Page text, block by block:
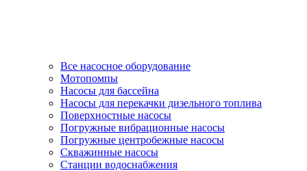
Все насосное оборудование
Мотопомпы
Насосы для бассейна
Насосы для перекачки дизельного топлива
Поверхностные насосы
Погружные вибрационные насосы
Погружные центробежные насосы
Скважинные насосы
Станции водоснабжения